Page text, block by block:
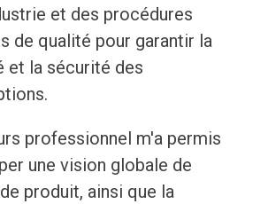
et des procédures
de qualité pour garantir la
et la sécurité des
professionnel m'a permis
une vision globale de
produit, ainsi que la